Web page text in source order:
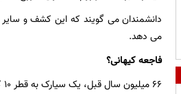
دانشمندان می گویند که این کشف و
می دهد.
فاجعه کیهانی؟
۶۶ میلیون سال قبل، یک سیارک به قطر ۱۰ کیلومتر به زمین برخورد کرد.